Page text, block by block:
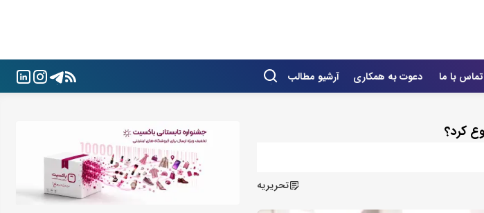
تماس با ما دعوت به همکاری آرشیو مطالب
تحریریه